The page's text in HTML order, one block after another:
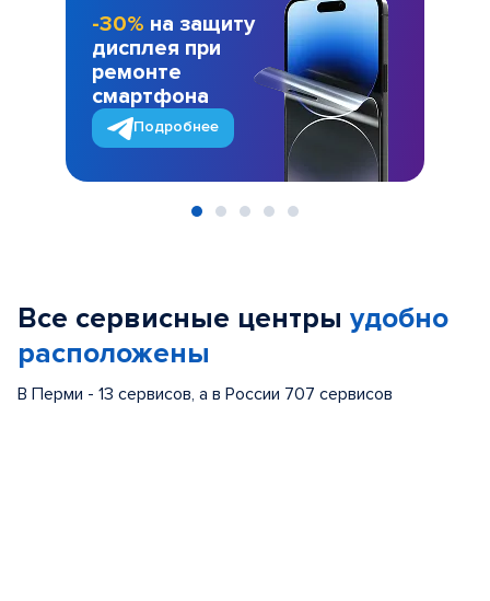
-30% на защиту
дисплея при
ремонте
смартфона
Подробнее
Все сервисные центры удобно
расположены
В Перми - 13 сервисов, а в России 707 сервисов